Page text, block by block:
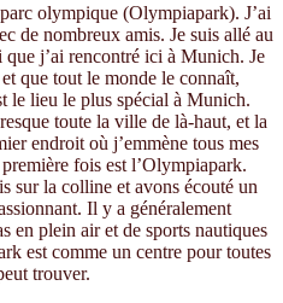
olympique (Olympiapark). J’ai
de nombreux amis. Je suis allé au
j’ai rencontré ici à Munich. Je
que tout le monde le connaît,
le lieu le plus spécial à Munich.
toute la ville de là-haut, et la
endroit où j’emmène tous mes
fois est l’Olympiapark.
sur la colline et avons écouté un
Il y a généralement
en plein air et de sports nautiques
est comme un centre pour toutes
trouver.